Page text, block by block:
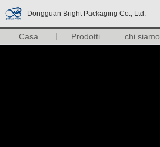
Dongguan Bright Packaging Co., Ltd.
Casa Prodotti chi siamo